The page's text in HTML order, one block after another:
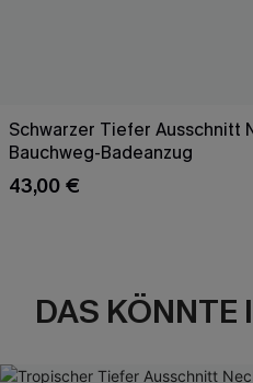
Schwarzer Tiefer Ausschnitt
Bauchweg-Badeanzug
43,00 €
DAS KÖNNTE